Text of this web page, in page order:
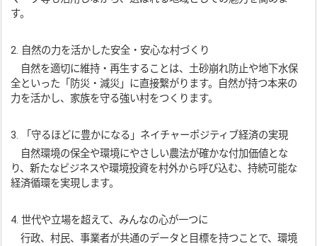
す。
2. 自然の力を活かした安全・安心な村づくり
自然を適切に維持・再生することは、土砂崩れ防止や地下水保
全といった「防災・減災」に直接繋がります。自然が持つ本来の
力を活かし、家族を守る強い村をつくります。
3. 「守るほどに豊かになる」ネイチャーポジティブ経済の実現
自然環境の保全や環境にやさしい農法が確かな付加価値とな
り、新たなビジネスや環境投資を村外から呼び込む、持続可能な
経済循環を実現します。
4. 世代や立場を超えて、みんなの心が一つに
行政、村民、事業者が共通のデータと目標を持つことで、環境